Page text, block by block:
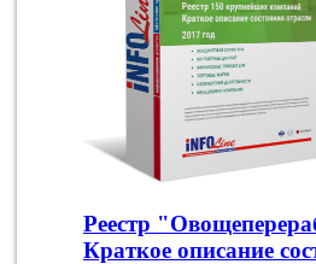
Реестр
Краткое описание